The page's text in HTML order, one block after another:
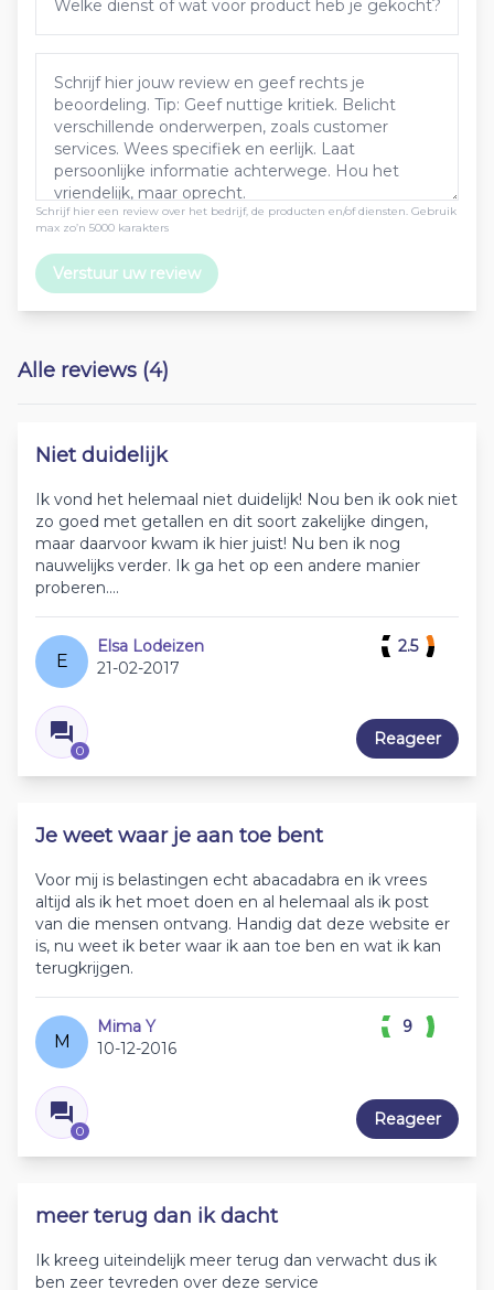
Schrijf hier een review over het bedrijf, de producten en/of diensten. Gebruik
max zo’n 5000 karakters
Verstuur uw review
Alle reviews (4)
Niet duidelijk
Ik vond het helemaal niet duidelijk! Nou ben ik ook niet
zo goed met getallen en dit soort zakelijke dingen,
maar daarvoor kwam ik hier juist! Nu ben ik nog
nauwelijks verder. Ik ga het op een andere manier
proberen....
E
Elsa Lodeizen
21-02-2017
0
2.5
Reageer
Je weet waar je aan toe bent
Voor mij is belastingen echt abacadabra en ik vrees
altijd als ik het moet doen en al helemaal als ik post
van die mensen ontvang. Handig dat deze website er
is, nu weet ik beter waar ik aan toe ben en wat ik kan
terugkrijgen.
M
Mima Y
10-12-2016
0
9
Reageer
meer terug dan ik dacht
Ik kreeg uiteindelijk meer terug dan verwacht dus ik
ben zeer tevreden over deze service